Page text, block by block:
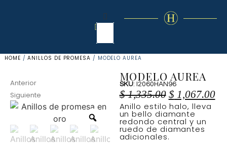
HOME /ANILLOS DE PROMESA / MODELO AUREA
Anterior
Siguiente
MODELO AUREA
SKU: I2060HAN96
$1,335.00 $ 1,067.00
Anillo estilo halo, lleva
un bello diamante
redondo central y un
ruedo de diamantes
adicionales.